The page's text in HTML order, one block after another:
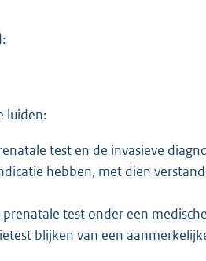
luiden:
test en de invasieve
hebben, met dien
test onder een
blijken van een